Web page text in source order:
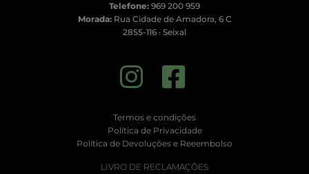
Telefone: 969 200 959
Morada:Rua Cidade de Amadora, 6 C
2855-116 · Seixal
Termos e condições
Política de Privacidade
Política de Devoluções e Reeembolso
LIVRO DE RECLAMAÇÕES